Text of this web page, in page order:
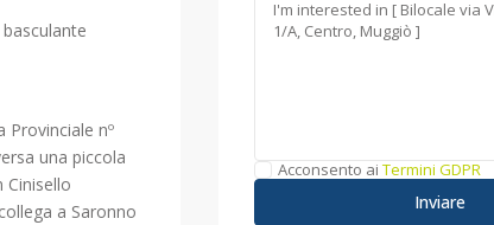
Provinciale nº
una piccola
a Saronno
Acconsento ai Termini GDPR